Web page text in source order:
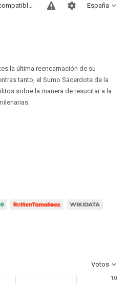
España
Sitios compatibles
la última reencarnación de su
tanto, el Sumo Sacerdote de la
sobre la manera de resucitar a la
Votos
10